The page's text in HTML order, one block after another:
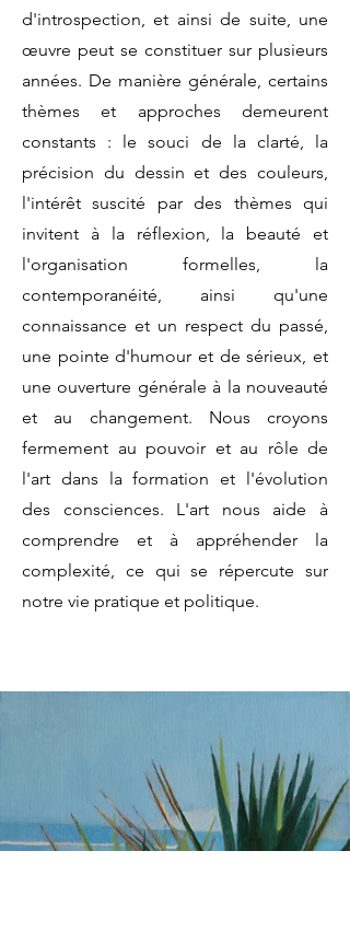
d'introspection, et ainsi de suite, une
œuvre peut se constituer sur plusieurs
années. De manière générale, certains
thèmes et approches demeurent
constants : le souci de la clarté, la
précision du dessin et des couleurs,
l'intérêt suscité par des thèmes qui
invitent à la réflexion, la beauté et
l'organisation formelles, la
contemporanéité, ainsi qu'une
connaissance et un respect du passé,
une pointe d'humour et de sérieux, et
une ouverture générale à la nouveauté
et au changement. Nous croyons
fermement au pouvoir et au rôle de
l'art dans la formation et l'évolution
des consciences. L'art nous aide à
comprendre et à appréhender la
complexité, ce qui se répercute sur
notre vie pratique et politique.